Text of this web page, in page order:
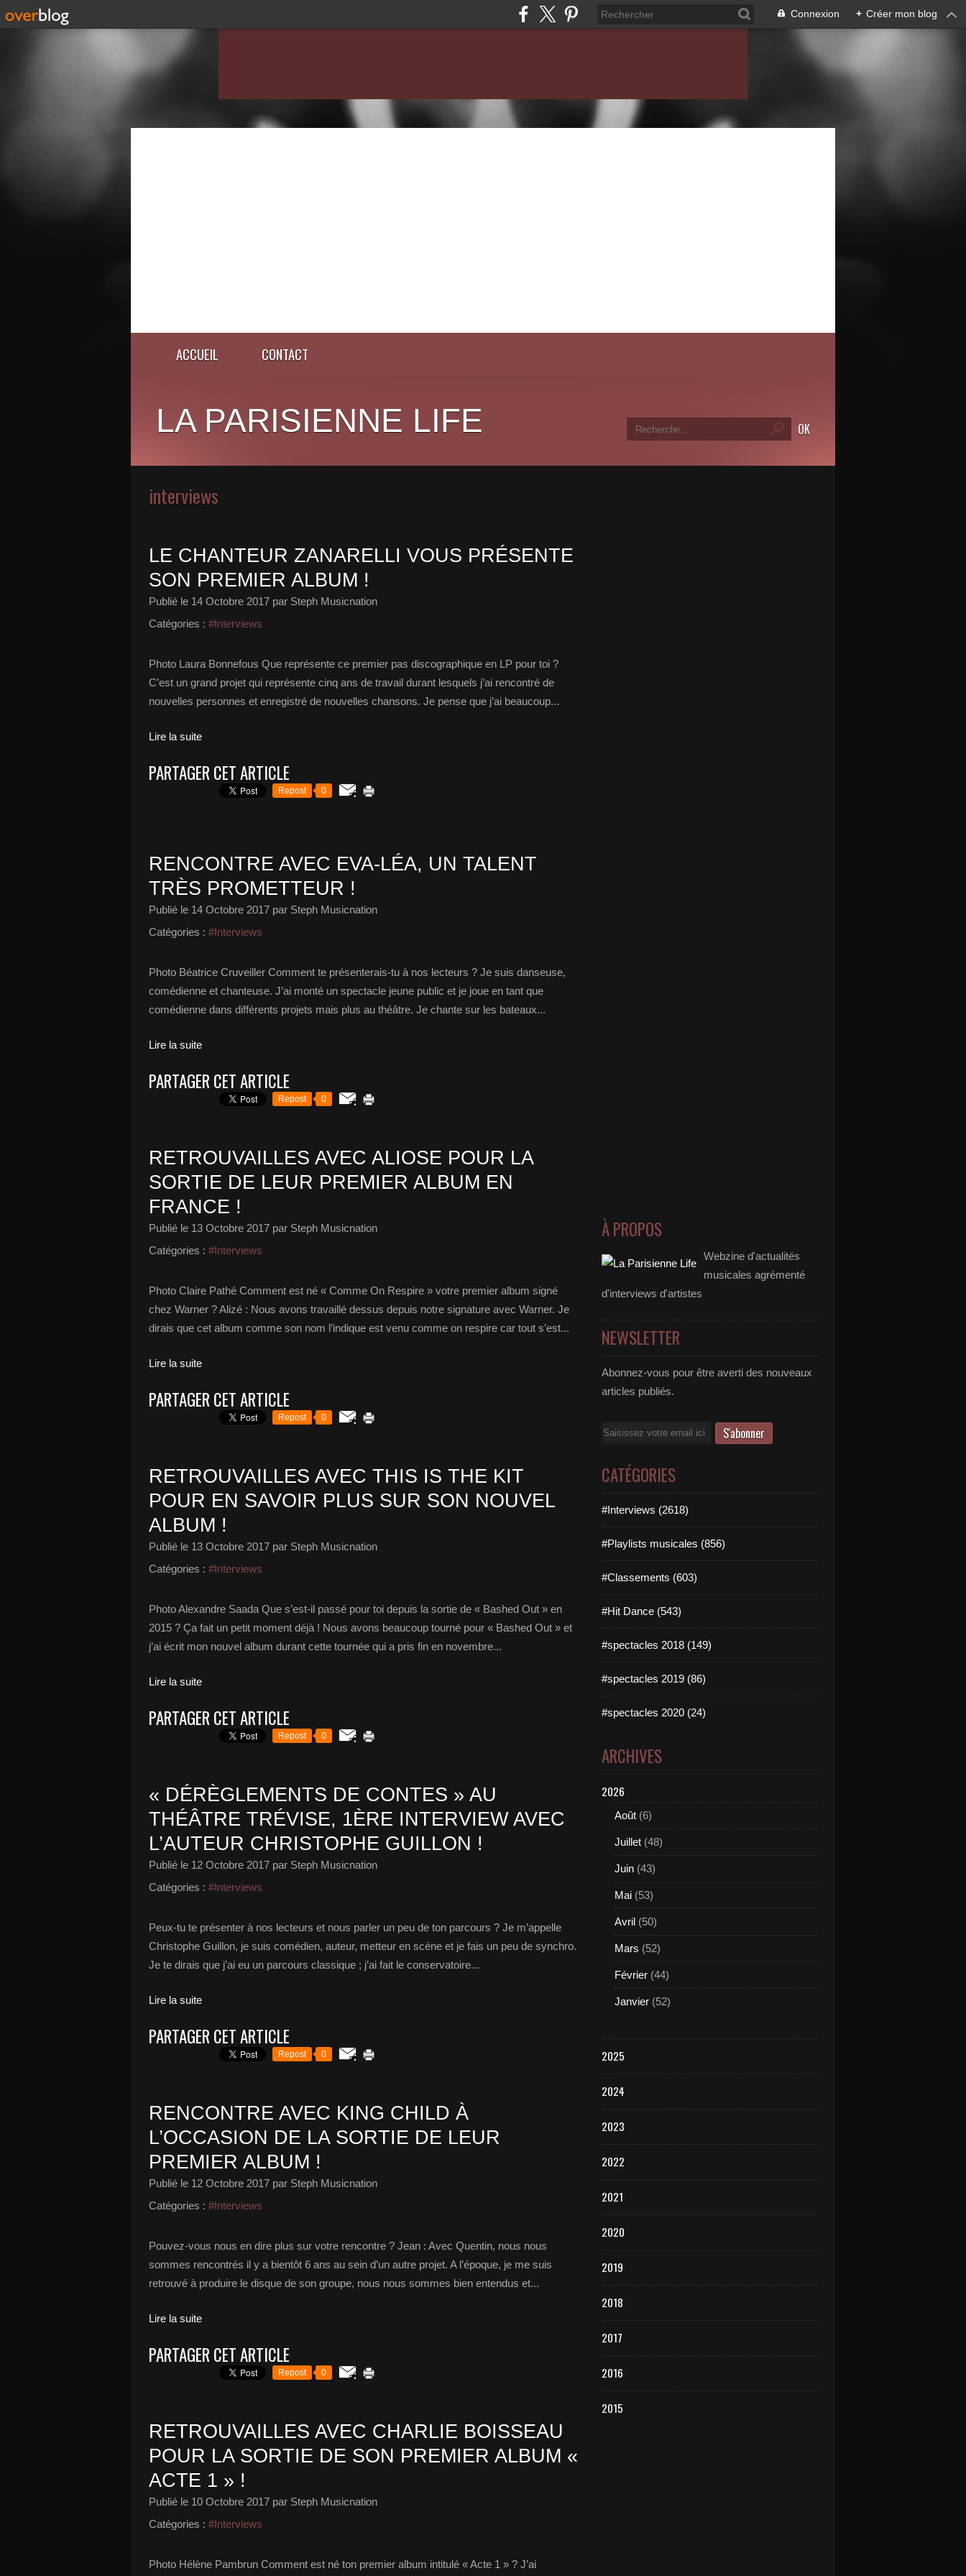
Connexion + Créer mon blog
ACCUEIL CONTACT
LA PARISIENNE LIFE
interviews
LE CHANTEUR ZANARELLI VOUS PRÉSENTE
SON PREMIER ALBUM !
Publié le 14 Octobre 2017 par Steph Musicnation
Catégories : #Interviews
Photo Laura Bonnefous Que représente ce premier pas discographique en LP pour toi ?
C’est un grand projet qui représente cinq ans de travail durant lesquels j’ai rencontré de
nouvelles personnes et enregistré de nouvelles chansons. Je pense que j’ai beaucoup...
Lire la suite
PARTAGER CET ARTICLE
Repost 0
RENCONTRE AVEC EVA-LÉA, UN TALENT
TRÈS PROMETTEUR !
Publié le 14 Octobre 2017 par Steph Musicnation
Catégories : #Interviews
Photo Béatrice Cruveiller Comment te présenterais-tu à nos lecteurs ? Je suis danseuse,
comédienne et chanteuse. J’ai monté un spectacle jeune public et je joue en tant que
comédienne dans différents projets mais plus au théâtre. Je chante sur les bateaux...
Lire la suite
PARTAGER CET ARTICLE
Repost 0
RETROUVAILLES AVEC ALIOSE POUR LA
SORTIE DE LEUR PREMIER ALBUM EN
FRANCE !
Publié le 13 Octobre 2017 par Steph Musicnation
Catégories : #Interviews
Photo Claire Pathé Comment est né « Comme On Respire » votre premier album signé
chez Warner ? Alizé : Nous avons travaillé dessus depuis notre signature avec Warner. Je
dirais que cet album comme son nom l’indique est venu comme on respire car tout s’est...
Lire la suite
PARTAGER CET ARTICLE
Repost 0
RETROUVAILLES AVEC THIS IS THE KIT
POUR EN SAVOIR PLUS SUR SON NOUVEL
ALBUM !
Publié le 13 Octobre 2017 par Steph Musicnation
Catégories : #Interviews
Photo Alexandre Saada Que s’est-il passé pour toi depuis la sortie de « Bashed Out » en
2015 ? Ça fait un petit moment déjà ! Nous avons beaucoup tourné pour « Bashed Out » et
j’ai écrit mon nouvel album durant cette tournée qui a pris fin en novembre...
Lire la suite
PARTAGER CET ARTICLE
Repost 0
« DÉRÈGLEMENTS DE CONTES » AU
THÉÂTRE TRÉVISE, 1ÈRE INTERVIEW AVEC
L’AUTEUR CHRISTOPHE GUILLON !
Publié le 12 Octobre 2017 par Steph Musicnation
Catégories : #Interviews
Peux-tu te présenter à nos lecteurs et nous parler un peu de ton parcours ? Je m’appelle
Christophe Guillon, je suis comédien, auteur, metteur en scène et je fais un peu de synchro.
Je te dirais que j’ai eu un parcours classique ; j’ai fait le conservatoire...
Lire la suite
PARTAGER CET ARTICLE
Repost 0
RENCONTRE AVEC KING CHILD À
L’OCCASION DE LA SORTIE DE LEUR
PREMIER ALBUM !
Publié le 12 Octobre 2017 par Steph Musicnation
Catégories : #Interviews
Pouvez-vous nous en dire plus sur votre rencontre ? Jean : Avec Quentin, nous nous
sommes rencontrés il y a bientôt 6 ans au sein d’un autre projet. A l’époque, je me suis
retrouvé à produire le disque de son groupe, nous nous sommes bien entendus et...
Lire la suite
PARTAGER CET ARTICLE
Repost 0
RETROUVAILLES AVEC CHARLIE BOISSEAU
POUR LA SORTIE DE SON PREMIER ALBUM «
ACTE 1 » !
Publié le 10 Octobre 2017 par Steph Musicnation
Catégories : #Interviews
Photo Hélène Pambrun Comment est né ton premier album intitulé « Acte 1 » ? J’ai
À PROPOS
Webzine d'actualités
musicales agrémenté
d'interviews d'artistes
NEWSLETTER
Abonnez-vous pour être averti des nouveaux
articles publiés.
Email
CATÉGORIES
#Interviews (2618)
#Playlists musicales (856)
#Classements (603)
#Hit Dance (543)
#spectacles 2018 (149)
#spectacles 2019 (86)
#spectacles 2020 (24)
ARCHIVES
2026
Août (6)
Juillet (48)
Juin (43)
Mai (53)
Avril (50)
Mars (52)
Février (44)
Janvier (52)
2025
2024
2023
2022
2021
2020
2019
2018
2017
2016
2015